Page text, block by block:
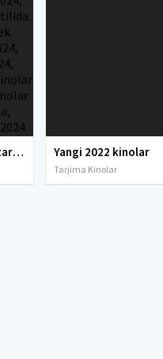
tarjima 2024, tarjima kinolar 2024, uzbek tarjima 2024, tarjima kinolar tilida tilida 2024, uzbek tilida tarjima 2024, kino tarjima 2024, uzbek tarjima kinolar 2024, tarjima kinolar 2024 uzbek tilida, tarjima kinolar 2024 o zbek, tarjima kinolar 2024 Yangi 2022 kinolar
Tarjima Kinolar